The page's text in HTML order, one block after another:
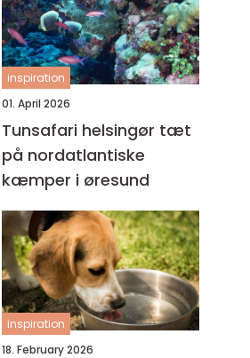
inspiration
01. April 2026
Tunsafari helsingør tæt
på nordatlantiske
kæmper i øresund
inspiration
18. February 2026